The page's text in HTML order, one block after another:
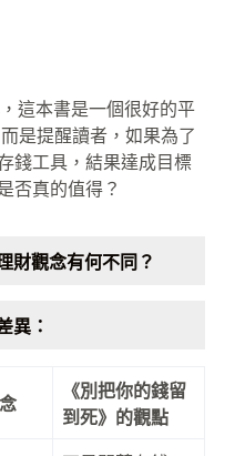
這本書是一個很好的平
是提醒讀者，如果為了
錢工具，結果達成目標
否真的值得？
財觀念有何不同？
異：
《別把你的錢留
到死》的觀點